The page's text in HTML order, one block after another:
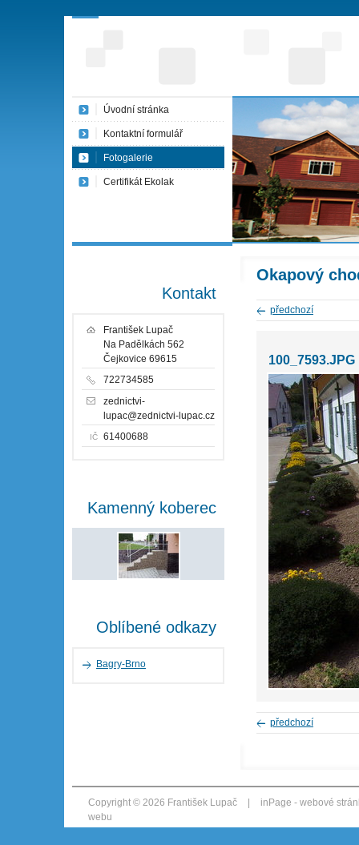
Okapový
předchozí
100_7593.JPG
předchozí
Úvodní stránka
Kontaktní formulář
Fotogalerie
Certifikát Ekolak
Kontakt
František Lupač
Na Padělkách 562
Čejkovice 69615
722734585
zednictvi-
lupac@zednictvi-lupac.cz
IČ 61400688
Kamenný koberec
Oblíbené odkazy
Bagry-Brno
Copyright © 2026 František Lupač | inPage - webové
webu